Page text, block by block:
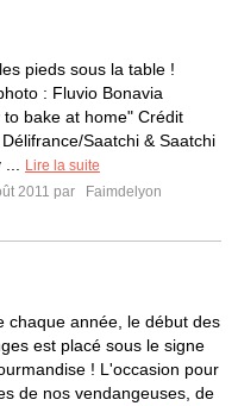
pieds sous la table !
: Fluvio Bonavia
to bake at home" Crédit
Saatchi & Saatchi
Lire la suite
2011 par
Faimdelyon
chaque année, le début des
est placé sous le signe
! L'occasion pour
de nos vendangeuses, de